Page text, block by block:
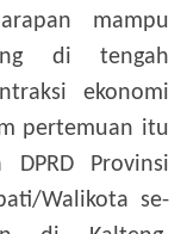
mampu
di tengah
ekonomi
pertemuan itu
Provinsi
Walikota se-